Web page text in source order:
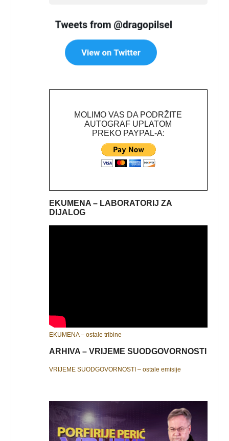
MOLIMO VAS DA PODRŽITE
AUTOGRAF UPLATOM
PREKO PAYPAL-A:
EKUMENA – LABORATORIJ ZA
DIJALOG
EKUMENA – ostale tribine
ARHIVA – VRIJEME SUODGOVORNOSTI
VRIJEME SUODGOVORNOSTI – ostale emisije